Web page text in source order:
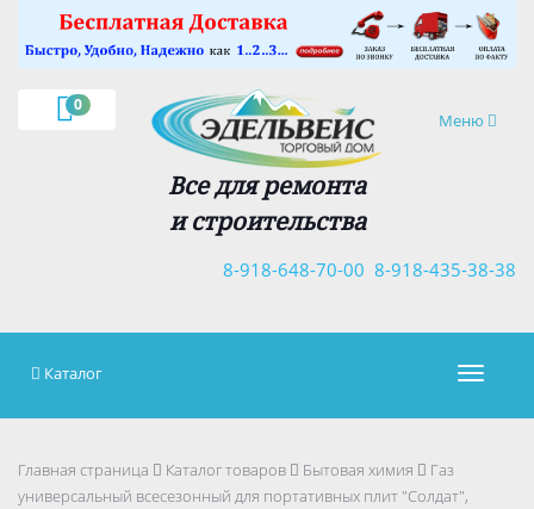
0
Навигация
Меню
Все для ремонта
и строительства
8-918-435-38-38
8-918-648-70-00
×
Каталог
Главная страница Каталог товаров Бытовая химия
Газ
универсальный всесезонный для портативных плит "Солдат",